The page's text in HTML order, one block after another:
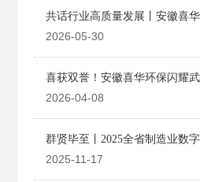
共话行业高质量发展丨安徽喜
配送行业协会理事会
2026-05-30
喜获双誉！安徽喜华环保闪耀
释行业担当。
2026-04-08
群贤毕至丨2025全省制造业数
喜华
2025-11-17